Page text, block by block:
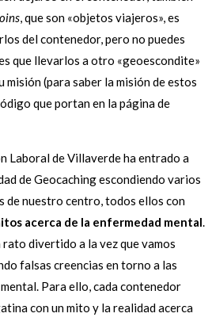
, que son «objetos viajeros», es
del contenedor, pero no puedes
que llevarlos a otro «geoescondite»
misión (para saber la misión de estos
que portan en la página de
Laboral de Villaverde ha entrado a
de Geocaching escondiendo varios
de nuestro centro, todos ellos con
acerca de la enfermedad mental.
rato divertido a la vez que vamos
falsas creencias en torno a las
Para ello, cada contenedor
con un mito y la realidad acerca